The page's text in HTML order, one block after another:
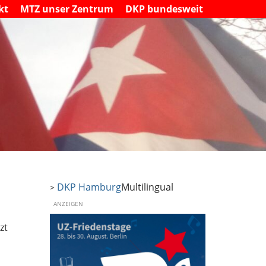
MTZ unser Zentrum DKP bundesweit
> DKP HamburgMultilingual
ANZEIGEN